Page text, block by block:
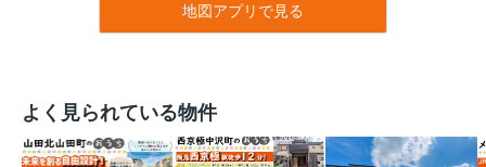
地図アプリで見る
よく見られている物件